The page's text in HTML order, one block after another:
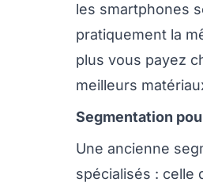
les smartphones
pratiquement la
plus vous payez
meilleurs
Segmentation
Une ancienne
spécialisés : celle